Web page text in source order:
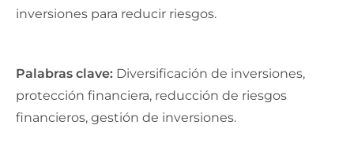
inversiones para reducir riesgos.
Palabras clave: Diversificación de inversiones,
protección financiera, reducción de riesgos
financieros, gestión de inversiones.